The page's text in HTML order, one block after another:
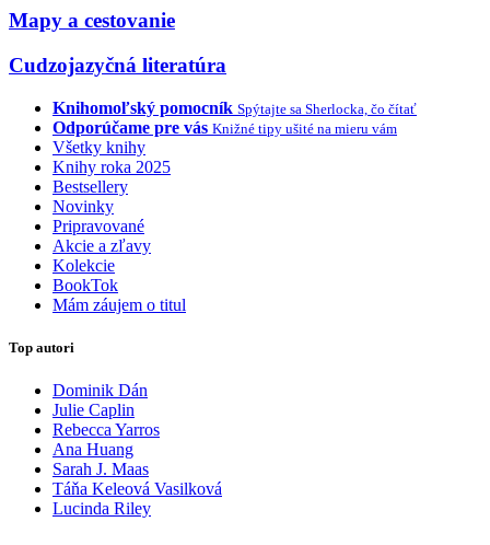
Mapy a cestovanie
Cudzojazyčná literatúra
Knihomoľský pomocník Spýtajte sa Sherlocka, čo čítať
Odporúčame pre vás Knižné tipy ušité na mieru vám
Všetky knihy
Knihy roka 2025
Bestsellery
Novinky
Pripravované
Akcie a zľavy
Kolekcie
BookTok
Mám záujem o titul
Top autori
Dominik Dán
Julie Caplin
Rebecca Yarros
Ana Huang
Sarah J. Maas
Táňa Keleová Vasilková
Lucinda Riley